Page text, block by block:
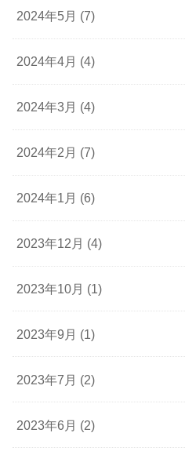
2024年5月 (7)
2024年4月 (4)
2024年3月 (4)
2024年2月 (7)
2024年1月 (6)
2023年12月 (4)
2023年10月 (1)
2023年9月 (1)
2023年7月 (2)
2023年6月 (2)